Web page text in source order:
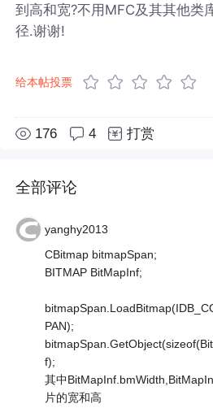
到高和宽?不用MFC及其其他类
径.谢谢!
给本帖投票
176 4 打赏
全部评论
yanghy2013
CBitmap bitmapSpan;
BITMAP BitMapInf;
PAN);
f);
其中
片的宽和高